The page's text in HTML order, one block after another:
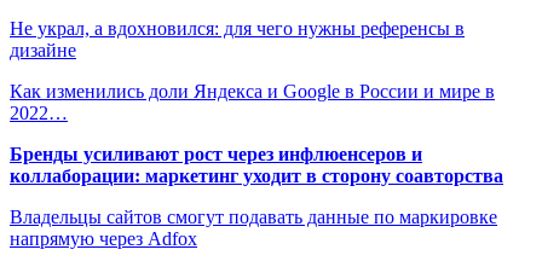
Не украл, а вдохновился: для чего нужны референсы в
дизайне
Как изменились доли Яндекса и Google в России и мире в
2022…
Бренды усиливают рост через инфлюенсеров и
коллаборации: маркетинг уходит в сторону соавторства
Владельцы сайтов смогут подавать данные по маркировке
напрямую через Adfox